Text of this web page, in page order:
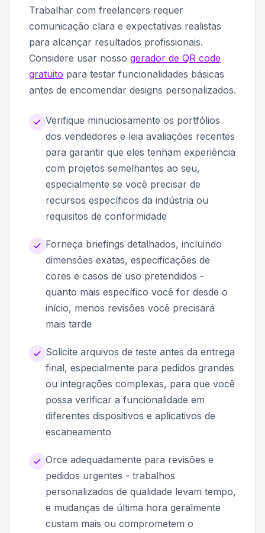
Trabalhar com freelancers requer
comunicação clara e expectativas realistas
para alcançar resultados profissionais.
Considere usar nosso gerador de QR code
gratuito para testar funcionalidades básicas
antes de encomendar designs personalizados.
Verifique minuciosamente os portfólios
dos vendedores e leia avaliações recentes
para garantir que eles tenham experiência
com projetos semelhantes ao seu,
especialmente se você precisar de
recursos específicos da indústria ou
requisitos de conformidade
Forneça briefings detalhados, incluindo
dimensões exatas, especificações de
cores e casos de uso pretendidos -
quanto mais específico você for desde o
início, menos revisões você precisará
mais tarde
Solicite arquivos de teste antes da entrega
final, especialmente para pedidos grandes
ou integrações complexas, para que você
possa verificar a funcionalidade em
diferentes dispositivos e aplicativos de
escaneamento
Orce adequadamente para revisões e
pedidos urgentes - trabalhos
personalizados de qualidade levam tempo,
e mudanças de última hora geralmente
custam mais ou comprometem o